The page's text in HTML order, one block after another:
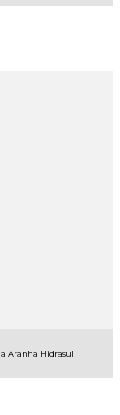
Aranha Hidrasul